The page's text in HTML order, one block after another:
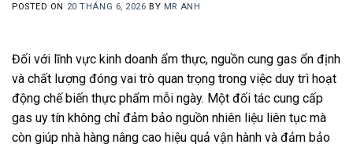
POSTED ON 20 THÁNG 6, 2026 BY MR ANH
Đối với lĩnh vực kinh doanh ẩm thực, nguồn cung gas ổn định
và chất lượng đóng vai trò quan trọng trong việc duy trì hoạt
động chế biến thực phẩm mỗi ngày. Một đối tác cung cấp
gas uy tín không chỉ đảm bảo nguồn nhiên liệu liên tục mà
còn giúp nhà hàng nâng cao hiệu quả vận hành và đảm bảo